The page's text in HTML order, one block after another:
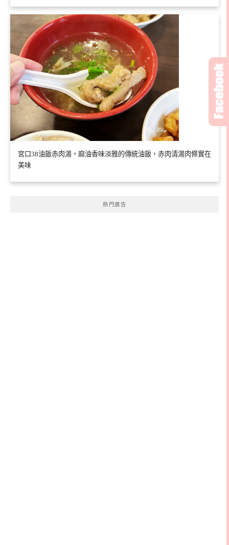
宮口38油飯赤肉湯，麻油香味淡雅的傳統油飯，赤肉清湯肉條實在
美味
熱門廣告